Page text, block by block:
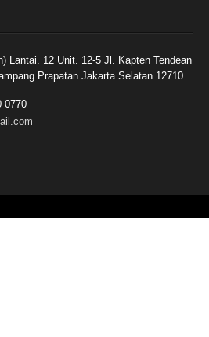
Lantai. 12 Unit. 12-5 Jl. Kapten Tendean
Prapatan Jakarta Selatan 12710
0770